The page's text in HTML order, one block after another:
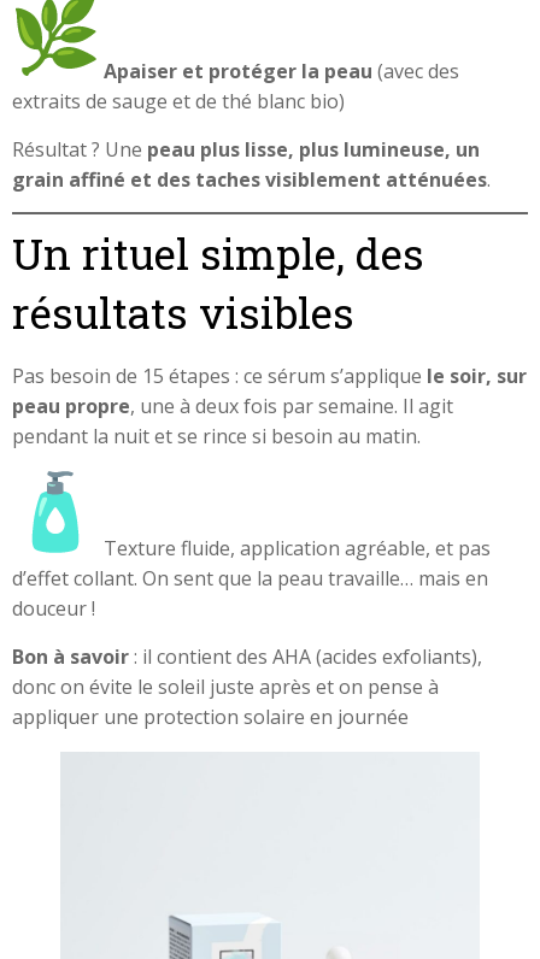
Apaiser et protéger la peau (avec des
extraits de sauge et de thé blanc bio)
Résultat ? Une peau plus lisse, plus lumineuse, un
grain affiné et des taches visiblement atténuées.
Un rituel simple, des
résultats visibles
Pas besoin de 15 étapes : ce sérum s’applique le soir, sur
peau propre, une à deux fois par semaine. Il agit
pendant la nuit et se rince si besoin au matin.
Texture fluide, application agréable, et pas
d’effet collant. On sent que la peau travaille… mais en
douceur !
Bon à savoir: il contient des AHA (acides exfoliants),
donc on évite le soleil juste après et on pense à
appliquer une protection solaire en journée